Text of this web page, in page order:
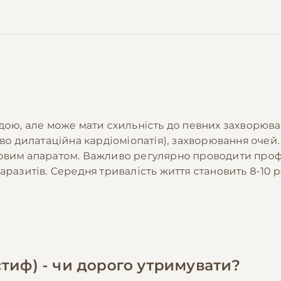
але може мати схильність до певних
дилатаційна кардіоміопатія), захворювання
апаратом. Важливо регулярно проводити
Середня тривалість життя становить 8-10
- чи дорого утримувати?